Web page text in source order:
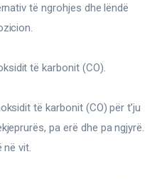
të ngrohjes dhe lëndë
të karbonit (CO).
të karbonit (CO) për t’ju
pa erë dhe pa ngjyrë.
në vit.